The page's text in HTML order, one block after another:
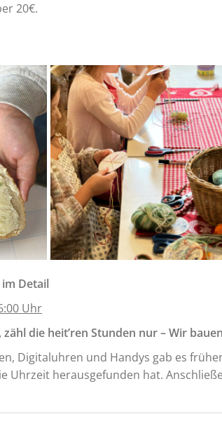
20€.
Detail
Uhr
die heit’ren Stunden nur – Wir
Digitaluhren und Handys gab es
Uhrzeit herausgefunden hat.